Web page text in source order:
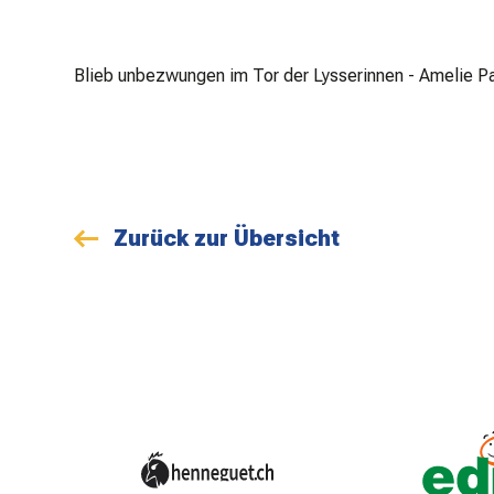
Blieb unbezwungen im Tor der Lysserinnen - Amelie
Zurück zur Übersicht